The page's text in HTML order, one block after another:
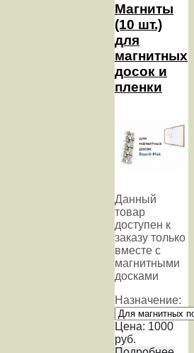
Магниты
(10 шт.)
для
магнитных
досок и
пленки
Данный
товар
доступен к
заказу только
вместе с
магнитными
досками
Назначение:
Цена: 1000
руб.